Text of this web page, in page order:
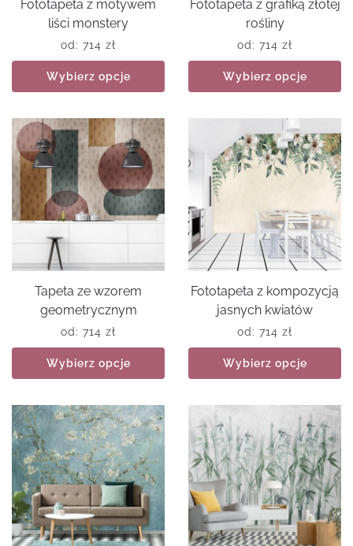
Fototapeta z motywem
liści monstery
od: 714 zł
Wybierz opcje
Fototapeta z grafiką złotej
rośliny
od: 714 zł
Wybierz opcje
Tapeta ze wzorem
geometrycznym
od: 714 zł
Wybierz opcje
Fototapeta z kompozycją
jasnych kwiatów
od: 714 zł
Wybierz opcje